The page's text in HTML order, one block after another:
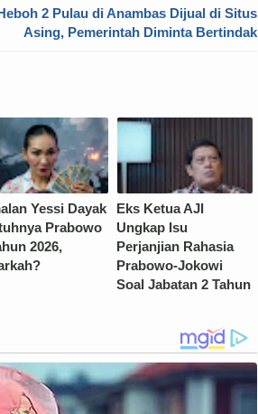
2 Pulau di Anambas Dijual di Situs
Asing, Pemerintah Diminta Bertindak
Yessi Dayak
Prabowo
2026,
Eks Ketua AJI
Ungkap Isu
Perjanjian Rahasia
Prabowo-Jokowi
Soal Jabatan 2 Tahun